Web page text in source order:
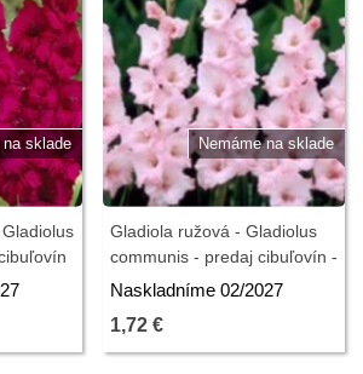
sklade Nemáme na sklade
Gladiola ružová - Gladiolus
communis - predaj cibuľovín -
3 ks
Naskladníme 02/2027
1,72 €